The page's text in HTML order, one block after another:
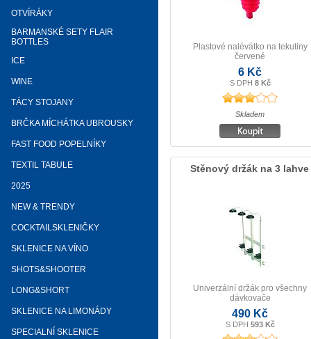
OTVÍRÁKY
BARMANSKÉ SETY FLAIR
BOTTLES
ICE
WINE
TÁCY STOJANY
BRČKA MÍCHÁTKA UBROUSKY
FAST FOOD POPELNÍKY
TEXTIL TABULE
2025
NEW & TRENDY
COCKTAILSKLENIČKY
SKLENICE NA VÍNO
SHOTS&SHOOTER
LONG&SHORT
SKLENICE NA LIMONÁDY
SPECIALNÍ SKLENICE
Plastové nalévátko na tekutiny
červené
6 Kč
S DPH 8 Kč
Skladem
Stěnový držák na 3 lahve
Univerzální držák pro všechny
dávkovače
490 Kč
S DPH 593 Kč